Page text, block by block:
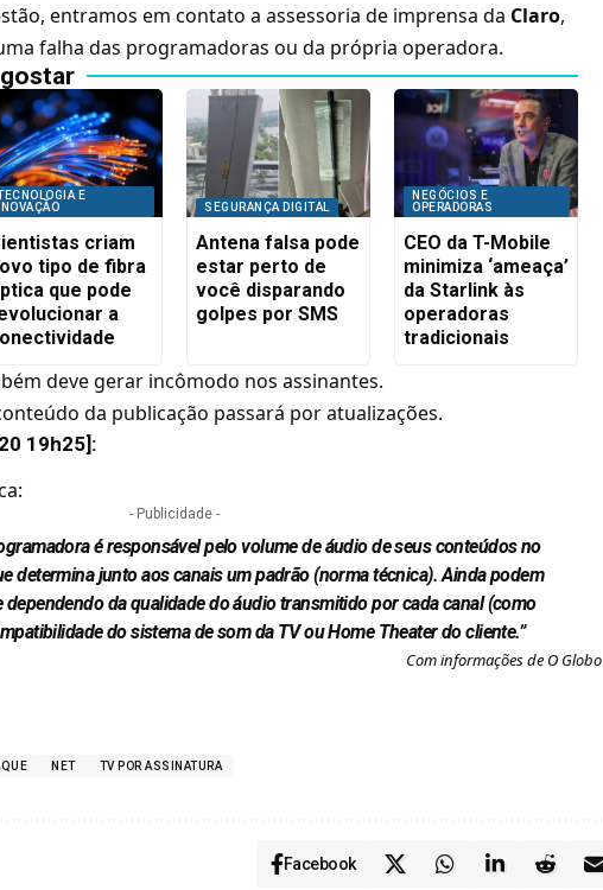
entramos em contato a assessoria de imprensa da Claro,
falha das programadoras ou da própria operadora.
E
INOVAÇÃO
criam
tipo de fibra
que pode
a
SEGURANÇA DIGITAL
Antena falsa pode
estar perto de
você disparando
golpes por SMS
NEGÓCIOS E
OPERADORAS
CEO da T-Mobile
minimiza ‘ameaça’
da Starlink às
operadoras
tradicionais
deve gerar incômodo nos assinantes.
da publicação passará por atualizações.
19h25]:
- Publicidade -
é responsável pelo volume de áudio de seus conteúdos no
determina junto aos canais um padrão (norma técnica). Ainda podem
da qualidade do áudio transmitido por cada canal (como
do sistema de som da TV ou Home Theater do cliente.”
Com informações de O Globo
NET TV POR ASSINATURA
Facebook